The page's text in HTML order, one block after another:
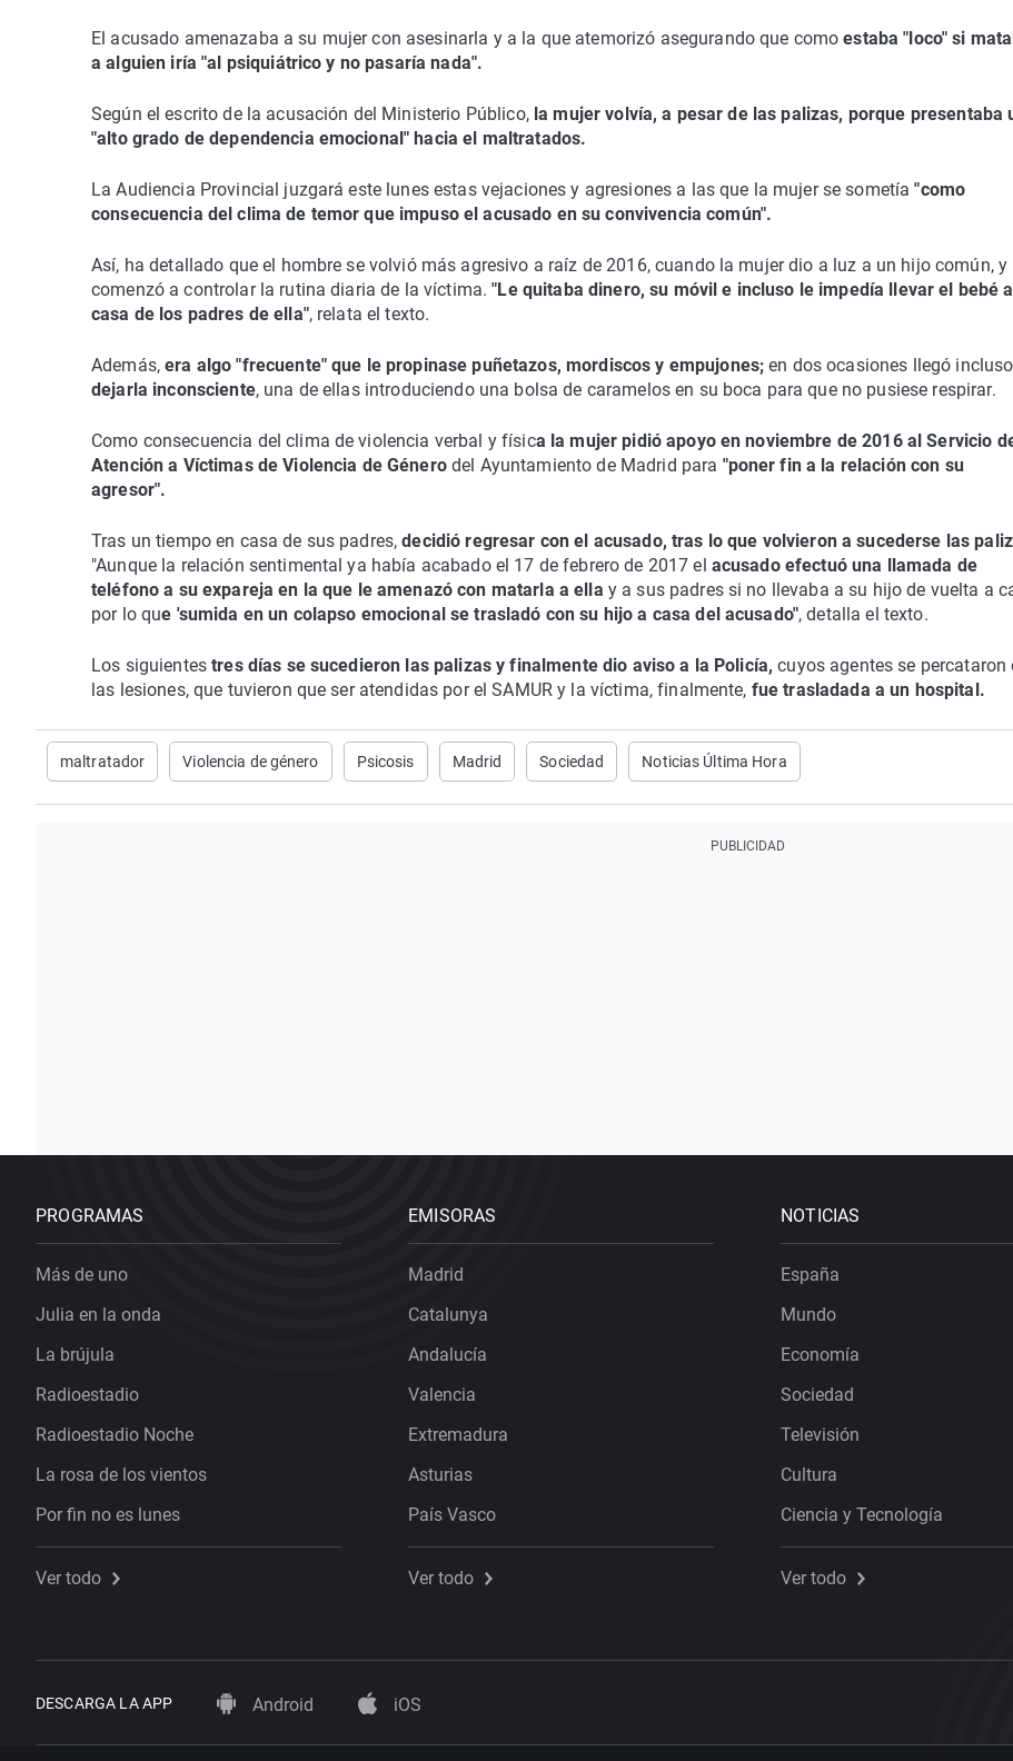
El acusado amenazaba a su mujer con asesinarla y a la que atemorizó asegurando que comoestaba "loco" si
a alguien iría "al psiquiátrico y no pasaría nada".
Según el escrito de la acusación del Ministerio Público,la mujer volvía, a pesar de las palizas, porque presentaba
"alto grado de dependencia emocional" hacia el maltratados.
La Audiencia Provincial juzgará este lunes estas vejaciones y agresiones a las que la mujer se sometía "como
consecuencia del clima de temor que impuso el acusado en su convivencia común".
Así, ha detallado que el hombre se volvió más agresivo a raíz de 2016, cuando la mujer dio a luz a un hijo común, y
comenzó a controlar la rutina diaria de la víctima."Le quitaba dinero, su móvil e incluso le impedía llevar el bebé a
casa de los padres de ella", relata el texto.
Además,era algo "frecuente" que le propinase puñetazos, mordiscos y empujones;en dos ocasiones llegó
dejarla inconsciente, una de ellas introduciendo una bolsa de caramelos en su boca para que no pusiese respirar.
Como consecuencia del clima de violencia verbal y física la mujer pidió apoyo en noviembre de 2016 al Servicio
Atención a Víctimas de Violencia de Génerodel Ayuntamiento de Madrid para "poner fin a la relación con su
agresor".
Tras un tiempo en casa de sus padres,decidió regresar con el acusado, tras lo que volvieron a sucederse las
"Aunque la relación sentimental ya había acabado el 17 de febrero de 2017 el acusado efectuó una llamada de
teléfono a su expareja en la que le amenazó con matarla a ella y a sus padres si no llevaba a su hijo de vuelta a
por lo que 'sumida en un colapso emocional se trasladó con su hijo a casa del acusado", detalla el texto.
Los siguientestres días se sucedieron las palizas y finalmente dio aviso a la Policía,cuyos agentes se percataron
las lesiones, que tuvieron que ser atendidas por el SAMUR y la víctima, finalmente, fue trasladada a un hospital.
maltratador Violencia de género Psicosis Madrid Sociedad Noticias Última Hora
PROGRAMAS
Más de uno
Julia en la onda
La brújula
Radioestadio
Radioestadio Noche
La rosa de los vientos
Por fin no es lunes
Ver todo
EMISORAS
Madrid
Catalunya
Andalucía
Valencia
Extremadura
Asturias
País Vasco
Ver todo
NOTICIAS
España
Mundo
Economía
Sociedad
Televisión
Cultura
Ciencia y Tecnología
Ver todo
DESCARGA LA APP Android iOS